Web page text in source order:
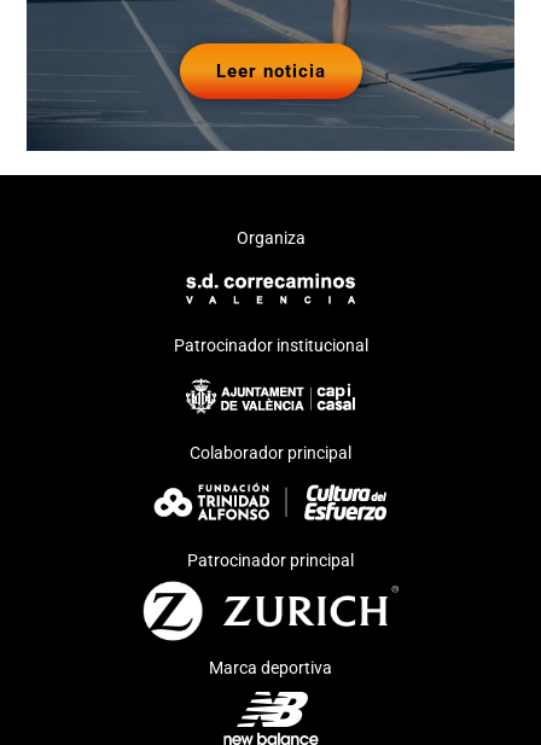
Leer noticia
Organiza
Patrocinador institucional
Colaborador principal
Patrocinador principal
Marca deportiva